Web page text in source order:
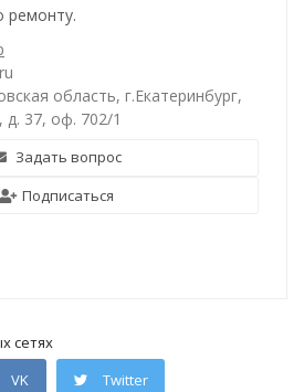
ремонту.
область, г.Екатеринбург,
д. 37, оф. 702/1
Задать вопрос
Подписаться
сетях
VK Twitter